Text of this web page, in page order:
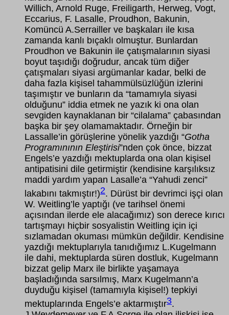
Willich, Arnold Ruge, Freiligarth, Herweg, Vogt,
Eccarius, F. Lasalle, Proudhon, Bakunin,
Komüncü A.Serrailler ve başkaları ile kısa
zamanda kanlı bıçaklı olmuştur. Bunlardan
Proudhon ve Bakunin ile çatışmalarının siyasi
boyut taşıdığı doğrudur, ancak tüm diğer
çatışmaları siyasi argümanlar kadar, belki de
daha fazla kişisel tahammülsüzlüğün izlerini
taşımıştır ve bunların da “tamamıyla siyasi
olduğunu” iddia etmek ne yazık ki ona olan
sevgiden kaynaklanan bir “cilalama” çabasından
başka bir şey olamamaktadır. Örneğin bir
Lassalle’in görüşlerine yönelik yazdığı “Gotha
Programınının Eleştirisi”nden çok önce, bizzat
Engels’e yazdığı mektuplarda ona olan kişisel
antipatisini dile getirmiştir (kendisine karşılıksız
maddi yardım yapan Lasalle’a “Yahudi zenci”
lakabını takmıştır!)2. Dürüst bir devrimci işçi olan
W. Weitling’le yaptığı (ve tarihsel önemi
açısından ilerde ele alacağımız) son derece kırıcı
tartışmayı hiçbir sosyalistin Weitling için içi
sızlamadan okuması mümkün değildir. Kendisine
yazdığı mektuplarıyla tanıdığımız L.Kugelmann
ile dahi, mektuplarda süren dostluk, Kugelmann
bizzat gelip Marx ile birlikte yaşamaya
başladığında sarsılmış, Marx Kugelmann’a
duyduğu kişisel (tamamıyla kişisel!) tepkiyi
mektuplarında Engels’e aktarmıştır3.